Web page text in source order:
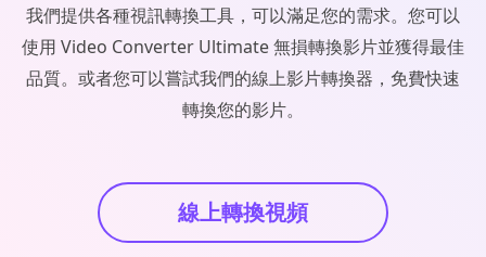
我們提供各種視訊轉換工具，可以滿足您的需求。您可以
使用 Video Converter Ultimate 無損轉換影片並獲得最佳
品質。或者您可以嘗試我們的線上影片轉換器，免費快速
轉換您的影片。
線上轉換視頻